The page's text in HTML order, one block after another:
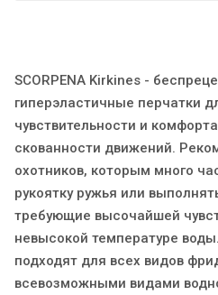
SCORPENA Kirkines -
гиперэластичные перчатки
чувствительности и
скованности движений.
охотников, которым много
рукоятку ружья или
требующие высочайшей
невысокой температуре
подходят для всех видов
всевозможными видами